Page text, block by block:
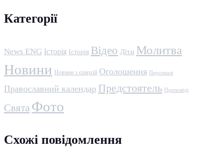
Категорії
News ENG Історія Історія Відео Діти Молитва
Новини Новини з єпархій Оголошення Персоналі
Православний календар Предстоятель Проповіді
Свята Фото
Схожі повідомлення